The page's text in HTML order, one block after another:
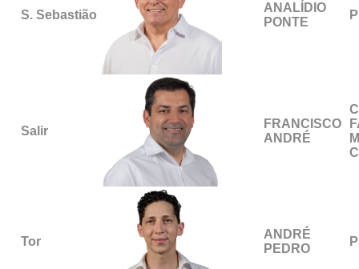
S. Sebastião
ANALÍDIO
PONTE
Salir
FRANCISCO
ANDRÉ
Tor
ANDRÉ
PEDRO